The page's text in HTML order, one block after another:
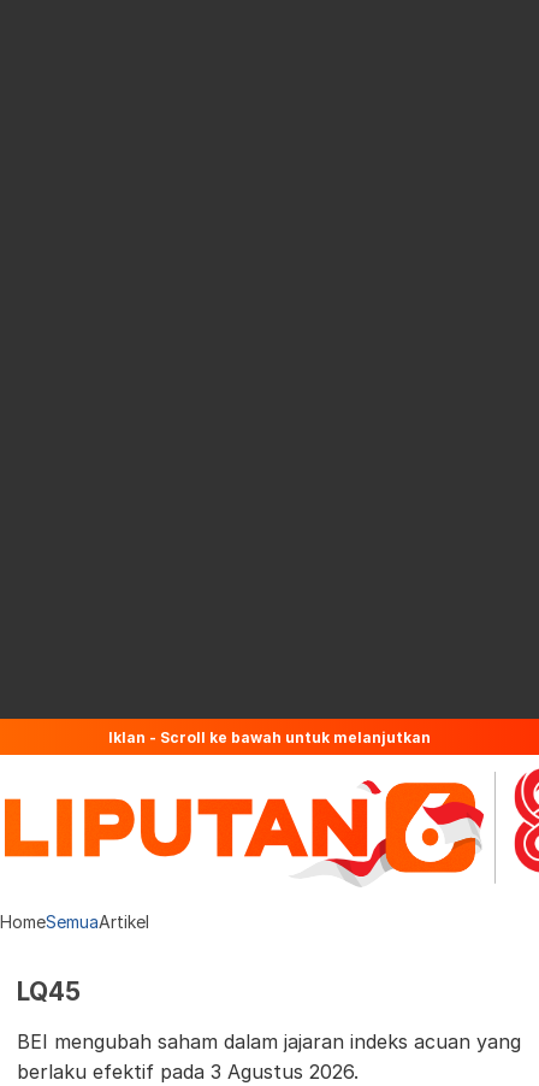
Iklan - Scroll ke bawah untuk melanjutkan
HomeSemuaArtikel
LQ45
BEI mengubah saham dalam jajaran indeks acuan yang
berlaku efektif pada 3 Agustus 2026.